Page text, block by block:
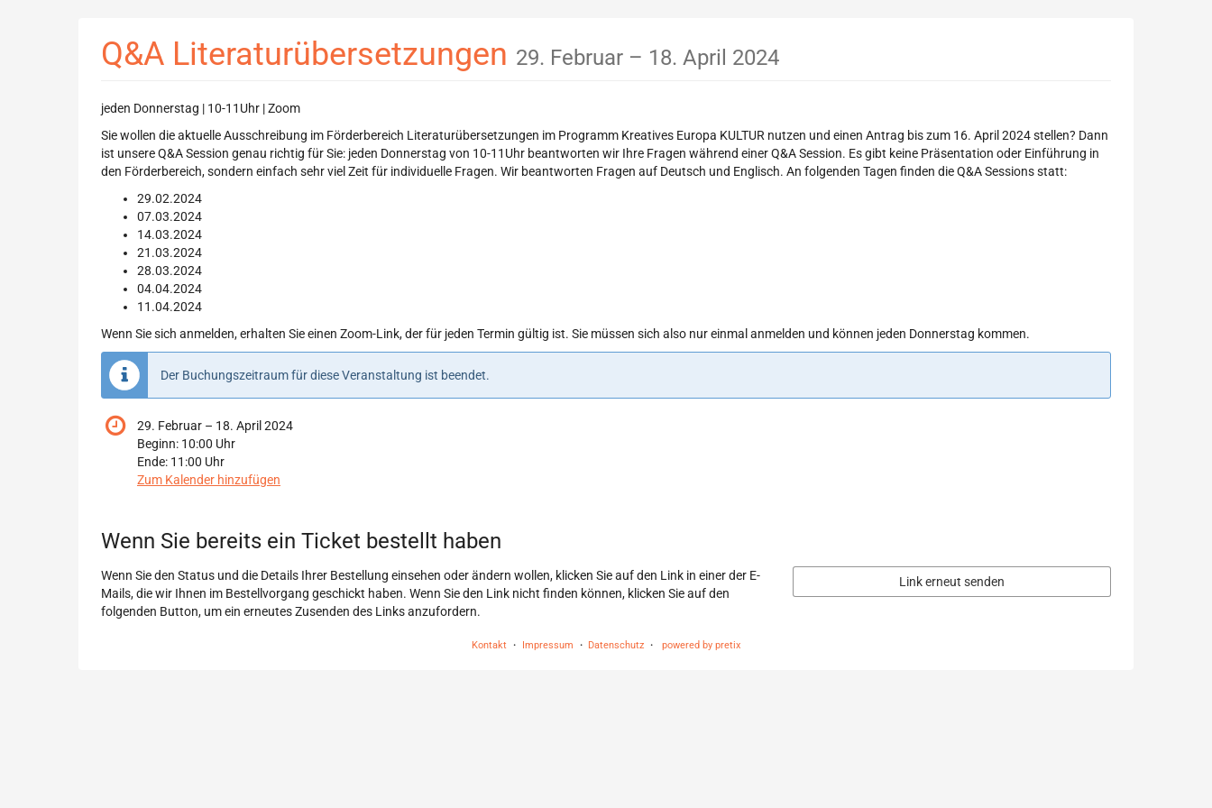
Q&A Literaturübersetzungen 29. Februar – bis
18. April 2024
jeden Donnerstag | 10-11Uhr | Zoom
Sie wollen die aktuelle Ausschreibung im Förderbereich Literaturübersetzungen im Programm Kreatives Europa KULTUR nutzen und einen Antrag bis zum 16. April 2024 stellen? Dann
ist unsere Q&A Session genau richtig für Sie: jeden Donnerstag von 10-11Uhr beantworten wir Ihre Fragen während einer Q&A Session. Es gibt keine Präsentation oder Einführung in
den Förderbereich, sondern einfach sehr viel Zeit für individuelle Fragen. Wir beantworten Fragen auf Deutsch und Englisch. An folgenden Tagen finden die Q&A Sessions statt:
29.02.2024
07.03.2024
14.03.2024
21.03.2024
28.03.2024
04.04.2024
11.04.2024
Wenn Sie sich anmelden, erhalten Sie einen Zoom-Link, der für jeden Termin gültig ist. Sie müssen sich also nur einmal anmelden und können jeden Donnerstag kommen.
Der Buchungszeitraum für diese Veranstaltung ist beendet.
29. Februar – bis
18. April 2024
Beginn: 10:00 Uhr
Ende: 11:00 Uhr
Zum Kalender hinzufügen
Wenn Sie bereits ein Ticket bestellt haben
Wenn Sie den Status und die Details Ihrer Bestellung einsehen oder ändern wollen, klicken Sie auf den Link in einer der E-
Mails, die wir Ihnen im Bestellvorgang geschickt haben. Wenn Sie den Link nicht finden können, klicken Sie auf den
folgenden Button, um ein erneutes Zusenden des Links anzufordern.
Link erneut senden
Kontakt Impressum Datenschutz powered by pretix